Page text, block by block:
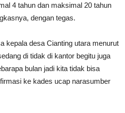
4 tahun dan maksimal 20 tahun
dengan tegas.
kepala desa Cianting utara menurut
di tidak di kantor begitu juga
bulan jadi kita tidak bisa
ke kades ucap narasumber